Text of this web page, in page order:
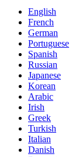
English
French
German
Portuguese
Spanish
Russian
Japanese
Korean
Arabic
Irish
Greek
Turkish
Italian
Danish